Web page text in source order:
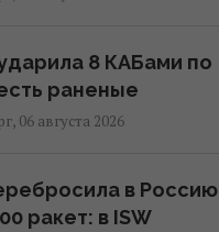
8 КАБами по
раненые
06 августа 2026
в Россию
ракет: в ISW